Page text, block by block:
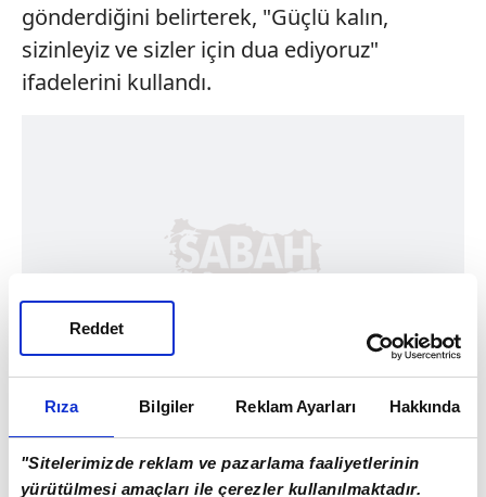
Rıza Bilgiler Reklam Ayarları Hakkında
"Sitelerimizde reklam ve pazarlama faaliyetlerinin
yürütülmesi amaçları ile çerezler kullanılmaktadır.
Reddet
gönderdiğini belirterek, "Güçlü kalın,
sizinleyiz ve sizler için dua ediyoruz"
ifadelerini kullandı.